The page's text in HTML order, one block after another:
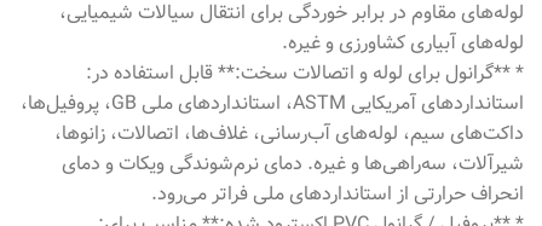
لوله‌های مقاوم در برابر خوردگی برای انتقال سیالات شیمیایی،
لوله‌های آبیاری کشاورزی و غیره.
* **گرانول برای لوله و اتصالات سخت:** قابل استفاده در:
استانداردهای آمریکایی ASTM، استانداردهای ملی GB، پروفیل‌ها،
داکت‌های سیم، لوله‌های آب‌رسانی، غلاف‌ها، اتصالات، زانوها،
شیرآلات، سه‌راهی‌ها و غیره. دمای نرم‌شوندگی ویکات و دمای
انحراف حرارتی از استانداردهای ملی فراتر می‌رود.